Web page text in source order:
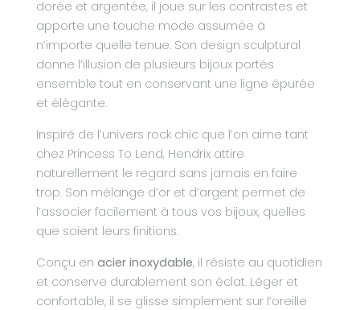
dorée et argentée, il joue sur les contrastes et
apporte une touche mode assumée à
n’importe quelle tenue. Son design sculptural
donne l’illusion de plusieurs bijoux portés
ensemble tout en conservant une ligne épurée
et élégante.
Inspiré de l’univers rock chic que l’on aime tant
chez Princess To Lend, Hendrix attire
naturellement le regard sans jamais en faire
trop. Son mélange d’or et d’argent permet de
l’associer facilement à tous vos bijoux, quelles
que soient leurs finitions.
Conçu en acier inoxydable, il résiste au quotidien
et conserve durablement son éclat. Léger et
confortable, il se glisse simplement sur l’oreille